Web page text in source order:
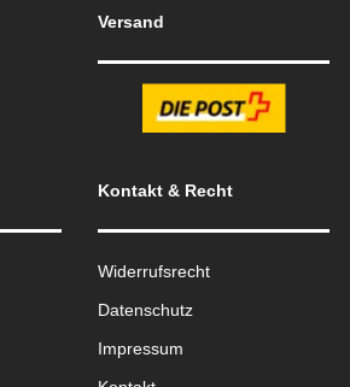
Versand
Kontakt & Recht
Widerrufsrecht
Datenschutz
Impressum